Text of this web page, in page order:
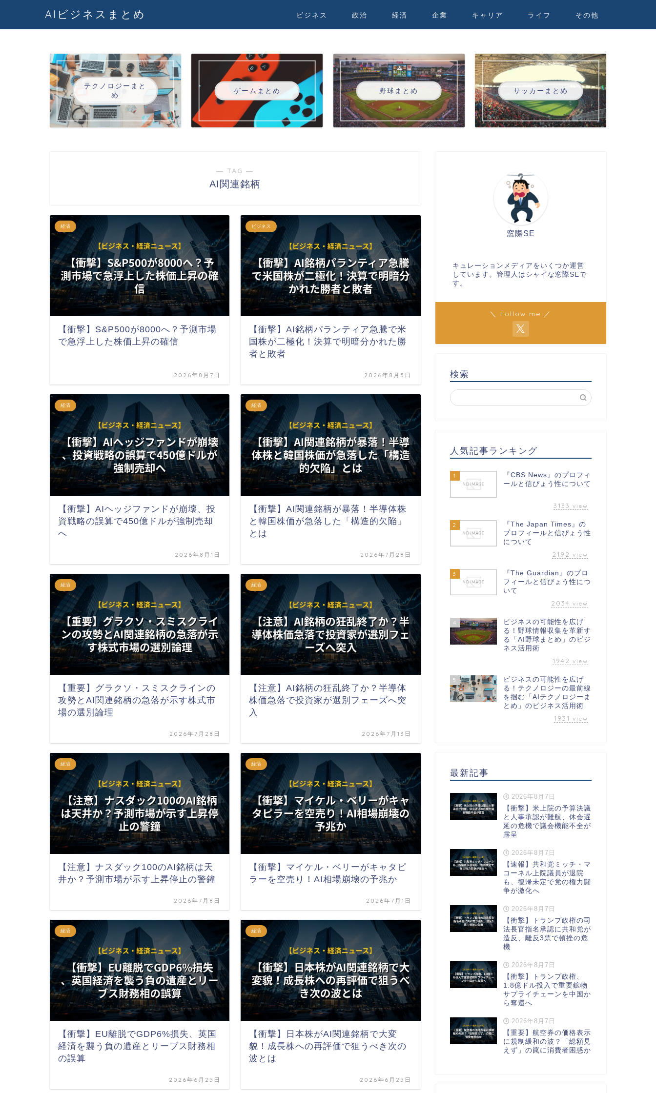
AIビジネスまとめ ビジネス 政治 経済 企業 キャリア ライフ その他
テクノロジーまと
め
ゲームまとめ 野球まとめ サッカーまとめ
― TAG ―
AI関連銘柄
経済
【衝撃】S&P500が8000へ？予測市場
で急浮上した株価上昇の確信
2026年8月7日
ビジネス
【衝撃】AI銘柄パランティア急騰で米
国株が二極化！決算で明暗分かれた勝
者と敗者
2026年8月5日
経済
【衝撃】AIヘッジファンドが崩壊、投
資戦略の誤算で450億ドルが強制売却
へ
2026年8月1日
経済
【衝撃】AI関連銘柄が暴落！半導体株
と韓国株価が急落した「構造的欠陥」
とは
2026年7月28日
経済
【重要】グラクソ・スミスクラインの
攻勢とAI関連銘柄の急落が示す株式市
場の選別論理
2026年7月28日
経済
【注意】AI銘柄の狂乱終了か？半導体
株価急落で投資家が選別フェーズへ突
入
2026年7月13日
経済
【注意】ナスダック100のAI銘柄は天
井か？予測市場が示す上昇停止の警鐘
2026年7月8日
経済
【衝撃】マイケル・ベリーがキャタピ
ラーを空売り！AI相場崩壊の予兆か
2026年7月1日
経済
【衝撃】EU離脱でGDP6%損失、英国
経済を襲う負の遺産とリーブス財務相
の誤算
2026年6月25日
経済
【衝撃】日本株がAI関連銘柄で大変
貌！成長株への再評価で狙うべき次の
波とは
2026年6月25日
窓際SE
キュレーションメディアをいくつか運営
しています。管理人はシャイな窓際SEで
す。
＼ Follow me ／
検索
人気記事ランキング
1
『CBS News』のプロフィ
ールと信ぴょう性について
3133 view
2
『The Japan Times』の
プロフィールと信ぴょう性
について
2192 view
3
『The Guardian』のプロ
フィールと信ぴょう性につ
いて
2034 view
4
ビジネスの可能性を広げ
る！野球情報収集を革新す
る「AI野球まとめ」のビジ
ネス活用術
1942 view
5
ビジネスの可能性を広げ
る！テクノロジーの最前線
を掴む「AIテクノロジーま
とめ」のビジネス活用術
1931 view
最新記事
2026年8月7日
【衝撃】米上院の予算決議
と人事承認が難航、休会遅
延の危機で議会機能不全が
露呈
2026年8月7日
【速報】共和党ミッチ・マ
コーネル上院議員が退院
も、復帰未定で党の権力闘
争が激化へ
2026年8月7日
【衝撃】トランプ政権の司
法長官指名承認に共和党が
造反、離反3票で頓挫の危
機
2026年8月7日
【衝撃】トランプ政権、
1.8億ドル投入で重要鉱物
サプライチェーンを中国か
ら奪還へ
2026年8月7日
【重要】航空券の価格表示
に規制緩和の波？「総額見
えず」の罠に消費者困惑か